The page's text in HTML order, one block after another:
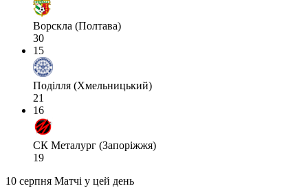
Ворскла (Полтава)
30
15
Поділля (Хмельницький)
21
16
СК Металург (Запоріжжя)
19
10 серпня Матчі у цей день